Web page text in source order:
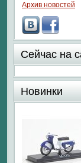
Архив новостей
Сейчас на
Новинки